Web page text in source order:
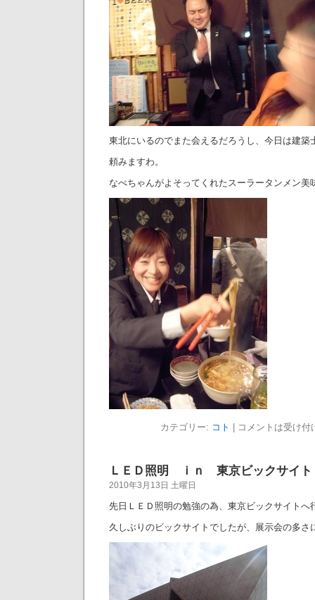
東北にいるのでまた会えるだろうし、今日は建築
頼みますわ。
なべちゃんがよそってくれたスーラータンメン美
カテゴリー: コト コメントは受け付
ＬＥＤ照明 ｉｎ 東京ビックサイト
2010年3月13日 土曜日
先日ＬＥＤ照明の勉強の為、東京ビックサイトへ
久しぶりのビックサイトでしたが、展示会の多さ